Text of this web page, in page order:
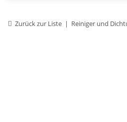
Zurück zur Liste Reiniger und